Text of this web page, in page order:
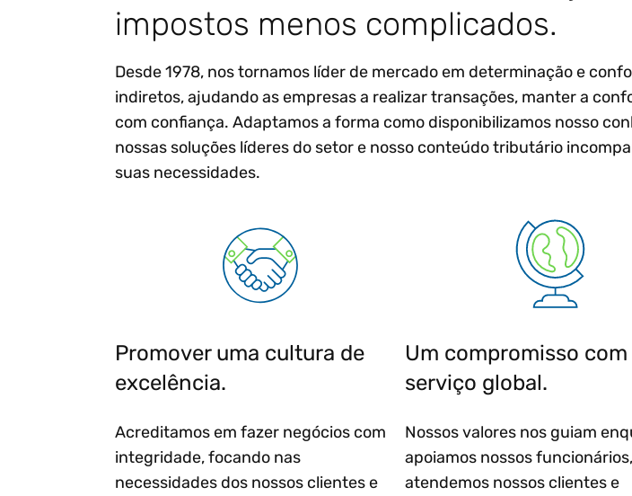
impostos menos complicados.
Desde 1978, nos tornamos líder de mercado em determinação e
indiretos, ajudando as empresas a realizar transações, manter a
com confiança. Adaptamos a forma como disponibilizamos nosso
nossas soluções líderes do setor e nosso conteúdo tributário
suas necessidades.
Promover uma cultura de
excelência.
Acreditamos em fazer negócios com
integridade, focando nas
necessidades dos nossos clientes e
Um compromisso com
serviço global.
Nossos valores nos guiam
apoiamos nossos funcionários,
atendemos nossos clientes e